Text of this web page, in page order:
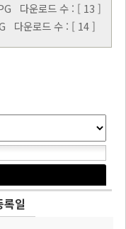
다운로드 수 : [ 13 ]
다운로드 수 : [ 14 ]
록일